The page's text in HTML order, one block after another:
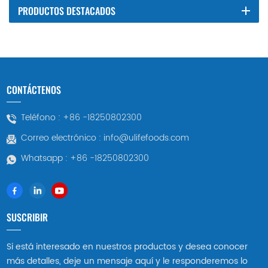
PRODUCTOS DESTACADOS
CONTÁCTENOS
Teléfono : +86 -18250802300
Correo electrónico : info@ulifefoods.com
Whatsapp : +86 -18250802300
SUSCRIBIR
Si está interesado en nuestros productos y desea conocer
más detalles, deje un mensaje aquí y le responderemos lo